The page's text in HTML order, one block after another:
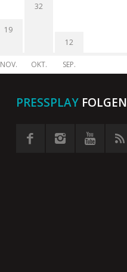
19
NOV.
32
OKT.
12
SEP.
PRESSPLAYFOLGEN